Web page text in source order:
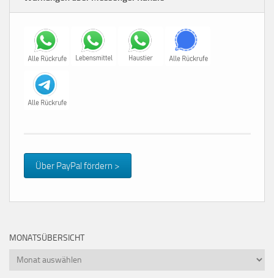
Über PayPal fördern >
MONATSÜBERSICHT
Monatsübersicht